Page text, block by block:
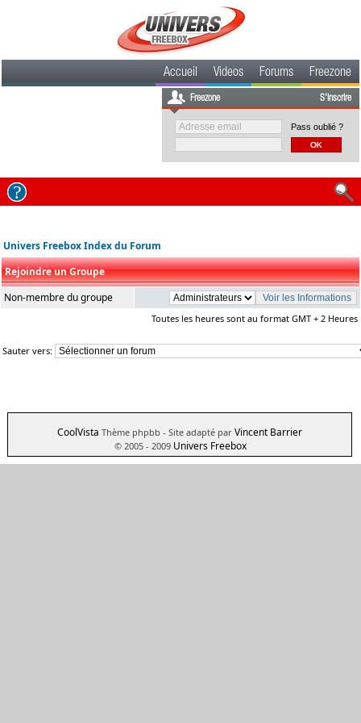
Accueil Videos Forums Freezone
Freezone S'inscrire
Pass oublié ?
Univers Freebox Index du Forum
Rejoindre un Groupe
Non-membre du groupe
Toutes les heures sont au format GMT + 2 Heures
Sauter vers:
CoolVista Thème phpbb - Site adapté par Vincent Barrier
© 2005 - 2009 Univers Freebox